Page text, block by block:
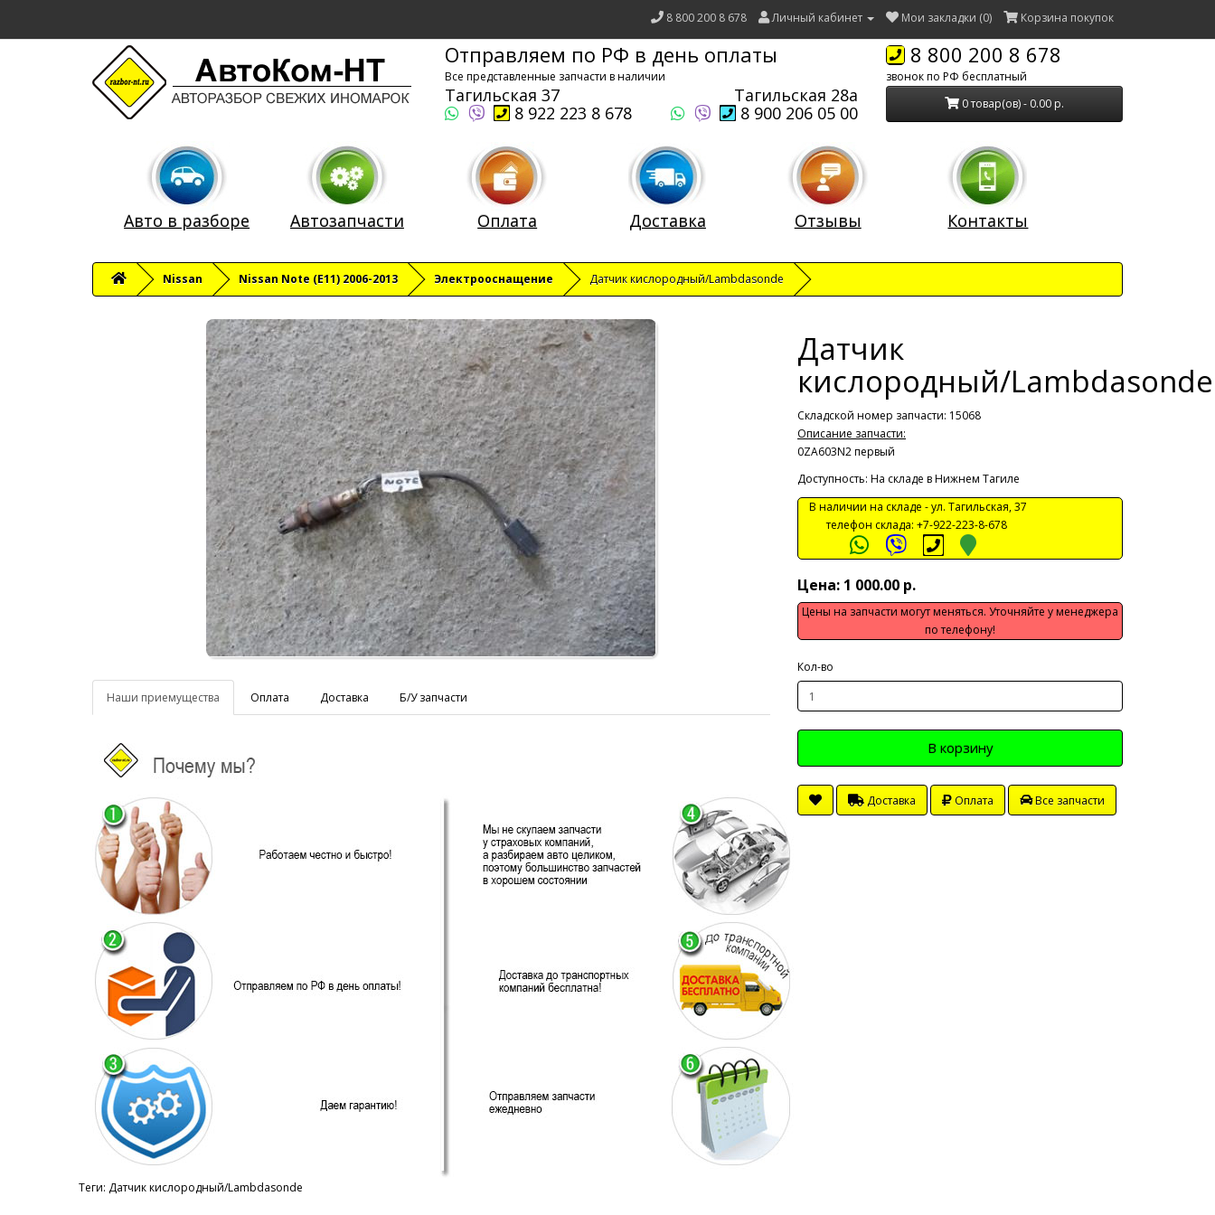
8 800 200 8 678 Личный кабинет Мои закладки (0) Корзина покупок
Отправляем по РФ в день оплаты
Все представленные запчасти в наличии
Тагильская 37
Тагильская 28а
8 922 223 8 678
8 900 206 05 00
8 800 200 8 678
звонок по РФ бесплатный
0 товар(ов) - 0.00 р.
Авто в разборе Автозапчасти Оплата Доставка Отзывы Контакты
Nissan Nissan Note (E11) 2006-2013 Электрооснащение Датчик кислородный/Lambdasonde
Наши приемущества Оплата Доставка Б/У запчасти
Датчик
кислородный/Lambdasonde
Складской номер запчасти: 15068
Описание запчасти:
0ZA603N2 первый
Доступность: На складе в Нижнем Тагиле
В наличии на складе -ул. Тагильская, 37
телефон склада: +7-922-223-8-678
Цена: 1 000.00 р.
Цены на запчасти могут меняться. Уточняйте у менеджера
по телефону!
Кол-во
В корзину
Доставка Оплата Все запчасти
Теги: Датчик кислородный/Lambdasonde